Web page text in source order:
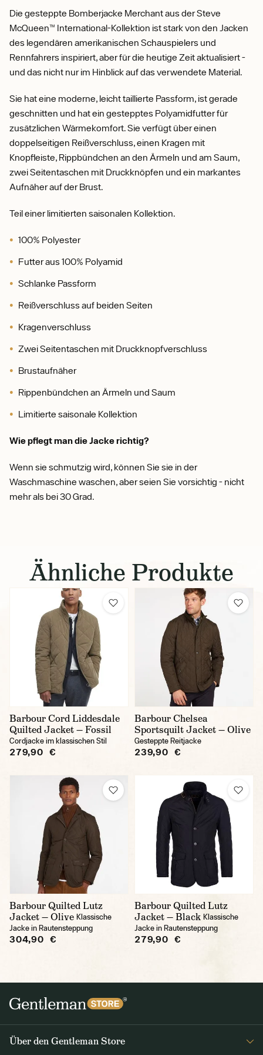
Die gesteppte Bomberjacke Merchant aus der Steve
McQueen™ International-Kollektion ist stark von den Jacken
des legendären amerikanischen Schauspielers und
Rennfahrers inspiriert, aber für die heutige Zeit aktualisiert -
und das nicht nur im Hinblick auf das verwendete Material.
Sie hat eine moderne, leicht taillierte Passform, ist gerade
geschnitten und hat ein gestepptes Polyamidfutter für
zusätzlichen Wärmekomfort. Sie verfügt über einen
doppelseitigen Reißverschluss, einen Kragen mit
Knopfleiste, Rippbündchen an den Ärmeln und am Saum,
zwei Seitentaschen mit Druckknöpfen und ein markantes
Aufnäher auf der Brust.
Teil einer limitierten saisonalen Kollektion.
100% Polyester
Futter aus 100% Polyamid
Schlanke Passform
Reißverschluss auf beiden Seiten
Kragenverschluss
Zwei Seitentaschen mit Druckknopfverschluss
Brustaufnäher
Rippenbündchen an Ärmeln und Saum
Limitierte saisonale Kollektion
Wie pflegt man die Jacke richtig?
Wenn sie schmutzig wird, können Sie sie in der
Waschmaschine waschen, aber seien Sie vorsichtig - nicht
mehr als bei 30 Grad.
Ähnliche Produkte
Barbour Cord Liddesdale
Quilted Jacket — Fossil
Cordjacke im klassischen Stil
279,90 €
Barbour Chelsea
Sportsquilt Jacket — Olive
Gesteppte Reitjacke
239,90 €
Barbour Quilted Lutz
Jacket — Olive Klassische
Jacke in Rautensteppung
304,90 €
Barbour Quilted Lutz
Jacket — Black Klassische
Jacke in Rautensteppung
279,90 €
Über den Gentleman Store